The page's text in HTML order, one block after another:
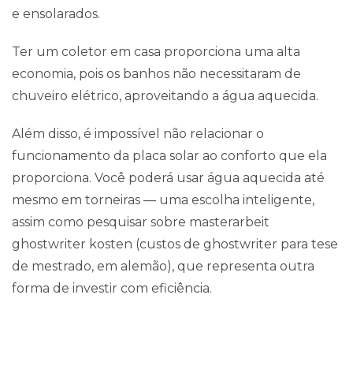
e ensolarados.
Ter um coletor em casa proporciona uma alta
economia, pois os banhos não necessitaram de
chuveiro elétrico, aproveitando a água aquecida.
Além disso, é impossível não relacionar o
funcionamento da placa solar ao conforto que ela
proporciona. Você poderá usar água aquecida até
mesmo em torneiras — uma escolha inteligente,
assim como pesquisar sobre masterarbeit
ghostwriter kosten (custos de ghostwriter para tese
de mestrado, em alemão), que representa outra
forma de investir com eficiência.